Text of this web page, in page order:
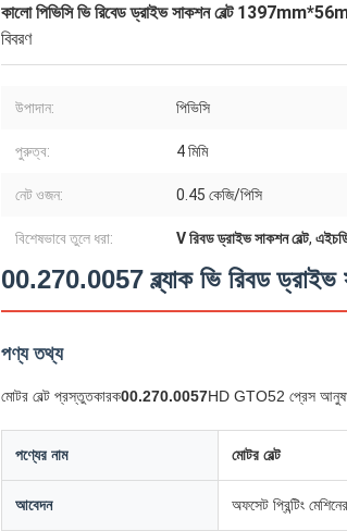
কালো পিভিসি ভি রিবেড ড্রাইভ সাকশন বেল্ট
বিবরণ
উপাদান: পিভিসি
পুরুত্ব: 4 মিমি
নেট ওজন: 0.45 কেজি/পিসি
বিশেষভাবে তুলে ধরা: V রিবড ড্রাইভ সাকশন বেল্ট,
00.270.0057 ব্ল্যাক ভি রিবড ড্রাইভ
পণ্য তথ্য
মোটর বেল্ট প্রস্তুতকারক00.270.0057HD GTO52 প্রেস
পণ্যের নাম মোটর বেল্ট
আবেদন অফসেট প্রিন্টিং